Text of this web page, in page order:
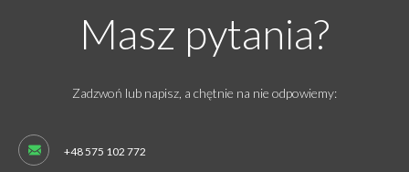
Masz pytania?
Zadzwoń lub napisz, a chętnie na nie odpowiemy:
+48 575 102 772